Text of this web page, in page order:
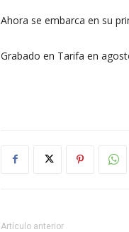
Ahora se embarca en su
Grabado en Tarifa en
Artículo anterior